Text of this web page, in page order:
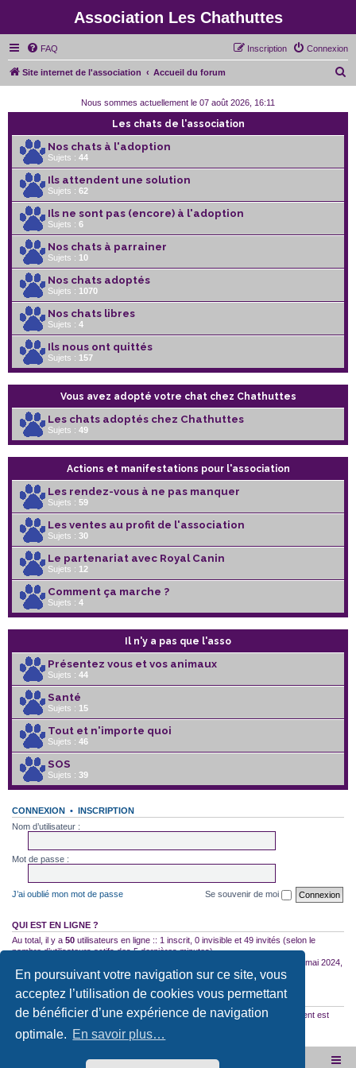
En poursuivant votre navigation sur ce site, vous
acceptez l’utilisation de cookies vous permettant
de bénéficier d’une expérience de navigation
optimale. En savoir plus…
Association Les Chathuttes
FAQ Connexion
Inscription
Site internet de l'association Accueil du forum
Nous sommes actuellement le 07 août 2026, 16:11
Les chats de l'association
Nos chats à l'adoption
Sujets : 44
Ils attendent une solution
Sujets : 62
Ils ne sont pas (encore) à l'adoption
Sujets : 6
Nos chats à parrainer
Sujets : 10
Nos chats adoptés
Sujets : 1070
Nos chats libres
Sujets : 4
Ils nous ont quittés
Sujets : 157
Vous avez adopté votre chat chez Chathuttes
Les chats adoptés chez Chathuttes
Sujets : 49
Actions et manifestations pour l'association
Les rendez-vous à ne pas manquer
Sujets : 59
Les ventes au profit de l'association
Sujets : 30
Le partenariat avec Royal Canin
Sujets : 12
Comment ça marche ?
Sujets : 4
Il n'y a pas que l'asso
Présentez vous et vos animaux
Sujets : 44
Santé
Sujets : 15
Tout et n'importe quoi
Sujets : 46
SOS
Sujets : 39
CONNEXION • INSCRIPTION
Nom d’utilisateur :
Mot de passe :
J’ai oublié mon mot de passe Se souvenir de moi
QUI EST EN LIGNE ?
Au total, il y a 50 utilisateurs en ligne :: 1 inscrit, 0 invisible et 49 invités (selon le
nombre d’utilisateurs actifs des 5 dernières minutes)
le 10 mai 2024,
18:04
STATISTIQUES
35522messages •2587sujets •2956 membres • Notre membre le plus récent est
Site internet de l'association Accueil du forum